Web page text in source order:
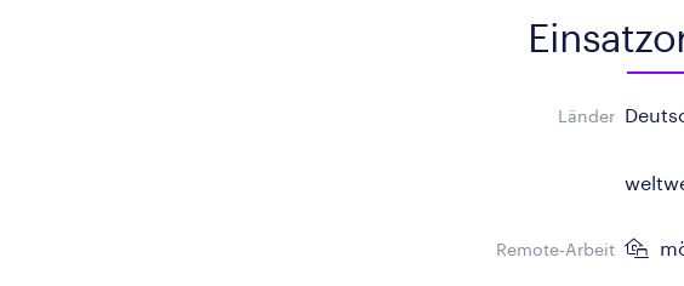
Länder
Remote-Arbeit